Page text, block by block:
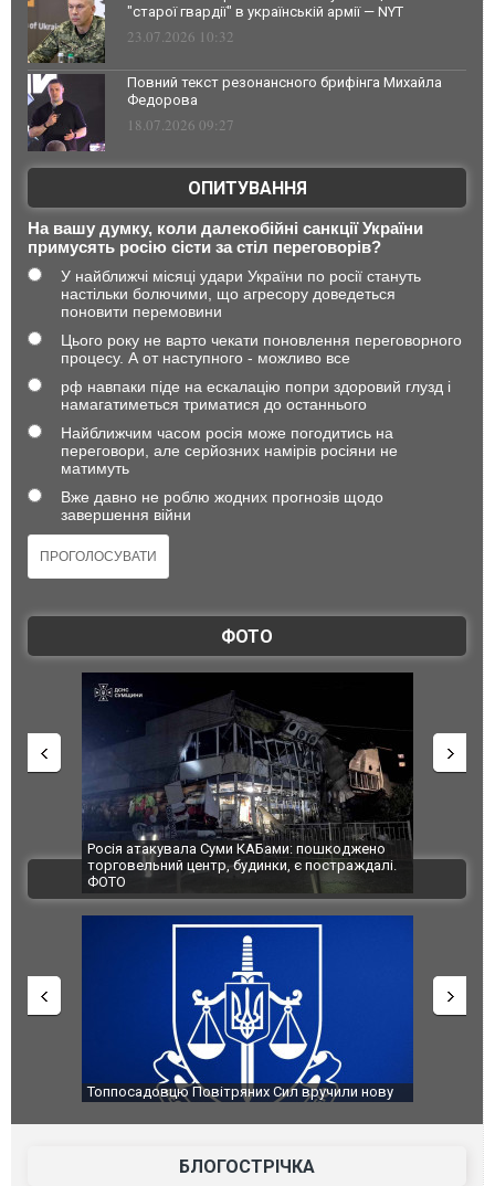
"старої гвардії" в українській армії — NYT
23.07.2026 10:32
Повний текст резонансного брифінга Михайла
Федорова
18.07.2026 09:27
ОПИТУВАННЯ
На вашу думку, коли далекобійні санкції України
примусять росію сісти за стіл переговорів?
У найближчі місяці удари України по росії стануть
настільки болючими, що агресору доведеться
поновити перемовини
Цього року не варто чекати поновлення переговорного
процесу. А от наступного - можливо все
рф навпаки піде на ескалацію попри здоровий глузд і
намагатиметься триматися до останнього
Найближчим часом росія може погодитись на
переговори, але серйозних намірів росіяни не
матимуть
Вже давно не роблю жодних прогнозів щодо
завершення війни
ФОТО
Суми КАБами: пошкоджено
центр, будинки, є постраждалі.
Українські надзвичайники
під час ліквідації масштабної
ВІДЕО
Повітряних Сил вручили нову
Сили оборони уразили
губернатор регіону заявив про
атаку. ВІДЕО
БЛОГОСТРІЧКА